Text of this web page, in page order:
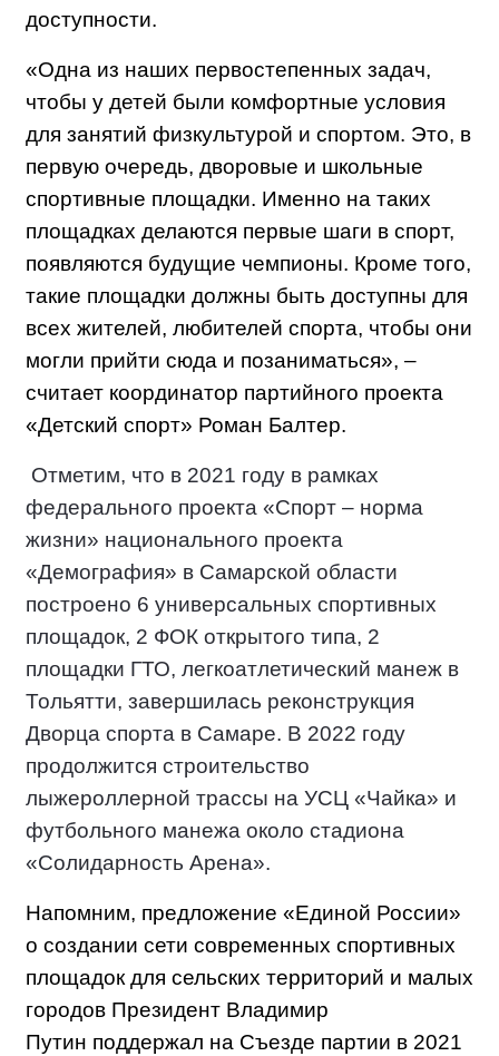
доступности.
«Одна из наших первостепенных задач,
чтобы у детей были комфортные условия
для занятий физкультурой и спортом. Это, в
первую очередь, дворовые и школьные
спортивные площадки. Именно на таких
площадках делаются первые шаги в спорт,
появляются будущие чемпионы. Кроме того,
такие площадки должны быть доступны для
всех жителей, любителей спорта, чтобы они
могли прийти сюда и позаниматься», –
считает координатор партийного проекта
«Детский спорт» Роман Балтер.
Отметим, что в 2021 году в рамках
федерального проекта «Спорт – норма
жизни» национального проекта
«Демография» в Самарской области
построено 6 универсальных спортивных
площадок, 2 ФОК открытого типа, 2
площадки ГТО, легкоатлетический манеж в
Тольятти, завершилась реконструкция
Дворца спорта в Самаре. В 2022 году
продолжится строительство
лыжероллерной трассы на УСЦ «Чайка» и
футбольного манежа около стадиона
«Солидарность Арена».
Напомним, предложение «Единой России»
о создании сети современных спортивных
площадок для сельских территорий и малых
городов Президент Владимир
Путин поддержал на Съезде партии в 2021